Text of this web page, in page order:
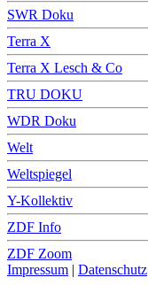
SWR Doku
Terra X
Terra X Lesch & Co
TRU DOKU
WDR Doku
Welt
Weltspiegel
Y-Kollektiv
ZDF Info
ZDF Zoom
Impressum | Datenschutz